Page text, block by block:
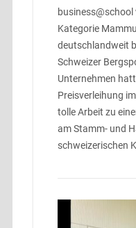
Kategorie
deutschlandweit
Schweizer
Unternehmen
Preisverleihung
tolle Arbeit zu
am Stamm- und
schweizerischen